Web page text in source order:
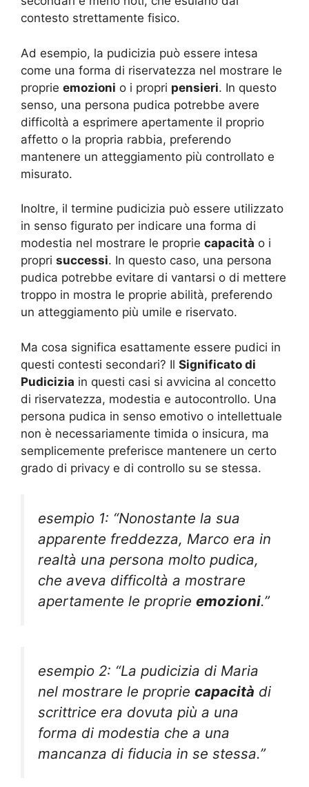
contesto strettamente fisico.
Ad esempio, la pudicizia può essere intesa
come una forma di riservatezza nel mostrare le
proprie emozioni o i propri pensieri. In questo
senso, una persona pudica potrebbe avere
difficoltà a esprimere apertamente il proprio
affetto o la propria rabbia, preferendo
mantenere un atteggiamento più controllato e
misurato.
Inoltre, il termine pudicizia può essere utilizzato
in senso figurato per indicare una forma di
modestia nel mostrare le proprie capacità o i
propri successi. In questo caso, una persona
pudica potrebbe evitare di vantarsi o di mettere
troppo in mostra le proprie abilità, preferendo
un atteggiamento più umile e riservato.
Ma cosa significa esattamente essere pudici in
questi contesti secondari? Il Significato di
Pudicizia in questi casi si avvicina al concetto
di riservatezza, modestia e autocontrollo. Una
persona pudica in senso emotivo o intellettuale
non è necessariamente timida o insicura, ma
semplicemente preferisce mantenere un certo
grado di privacy e di controllo su se stessa.
esempio 1: “Nonostante la sua
apparente freddezza, Marco era in
realtà una persona molto pudica,
che aveva difficoltà a mostrare
apertamente le proprie emozioni.”
esempio 2: “La pudicizia di Maria
nel mostrare le proprie capacità di
scrittrice era dovuta più a una
forma di modestia che a una
mancanza di fiducia in se stessa.”